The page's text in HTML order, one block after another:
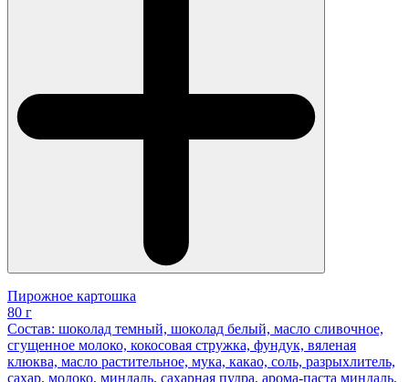
Пирожное картошка
80 г
Состав: шоколад темный, шоколад белый, масло сливочное,
сгущенное молоко, кокосовая стружка, фундук, вяленая
клюква, масло растительное, мука, какао, соль, разрыхлитель,
сахар, молоко, миндаль, сахарная пудра, арома-паста миндаль,